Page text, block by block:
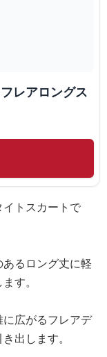
レアロングス
トスカートで
るロング丈に軽
す。
広がるフレアデ
出します。